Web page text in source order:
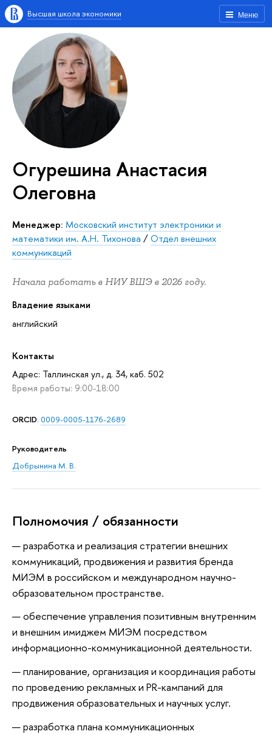
Меню
Высшая школа экономики
Огурешина Анастасия
Олеговна
Менеджер: Московский институт электроники и
математики им. А.Н. Тихонова /Отдел внешних
коммуникаций
Начала работать в НИУ ВШЭ в 2026 году.
Владение языками
английский
Контакты
Адрес: Таллинская ул., д. 34, каб. 502
Время работы: 9:00-18:00
ORCID: 0009-0005-1176-2689
Руководитель
Добрынина М. В.
Полномочия / обязанности
разработка и реализация стратегии внешних
коммуникаций, продвижения и развития бренда
МИЭМ в российском и международном научно-
образовательном пространстве.
обеспечение управления позитивным внутренним
и внешним имиджем МИЭМ посредством
информационно-коммуникационной деятельности.
планирование, организация и координация работы
по проведению рекламных и PR-кампаний для
продвижения образовательных и научных услуг.
разработка плана коммуникационных